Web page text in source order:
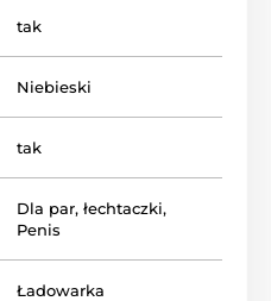
tak
Niebieski
tak
Dla par, łechtaczki,
Penis
Ładowarka